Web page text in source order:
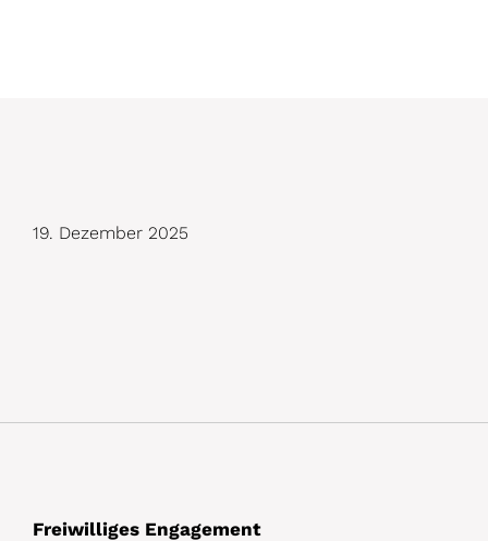
D
19. Dezember 2025
Freiwilliges Engagement